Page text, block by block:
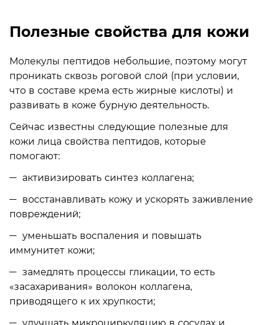
Полезные свойства для кожи
Молекулы пептидов небольшие, поэтому могут
проникать сквозь роговой слой (при условии,
что в составе крема есть жирные кислоты) и
развивать в коже бурную деятельность.
Сейчас известны следующие полезные для
кожи лица свойства пептидов, которые
помогают:
активизировать синтез коллагена;
восстанавливать кожу и ускорять заживление
повреждений;
уменьшать воспаления и повышать
иммунитет кожи;
замедлять процессы гликации, то есть
«засахаривания» волокон коллагена,
приводящего к их хрупкости;
улучшать микроциркуляцию в сосудах и